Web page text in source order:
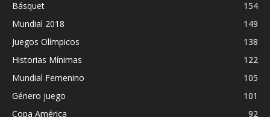
Básquet
154
Mundial 2018
149
Juegos Olímpicos
138
Historias Mínimas
122
Mundial Femenino
105
Género juego
101
Copa América
92